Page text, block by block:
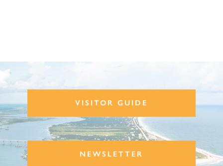
VISITOR GUIDE
NEWSLETTER